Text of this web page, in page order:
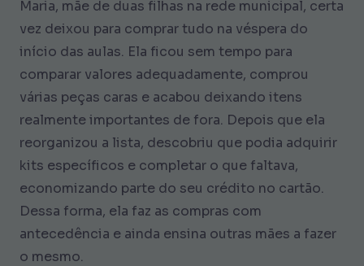
Maria, mãe de duas filhas na rede municipal, certa
vez deixou para comprar tudo na véspera do
início das aulas. Ela ficou sem tempo para
comparar valores adequadamente, comprou
várias peças caras e acabou deixando itens
realmente importantes de fora. Depois que ela
reorganizou a lista, descobriu que podia adquirir
kits específicos e completar o que faltava,
economizando parte do seu crédito no cartão.
Dessa forma, ela faz as compras com
antecedência e ainda ensina outras mães a fazer
o mesmo.